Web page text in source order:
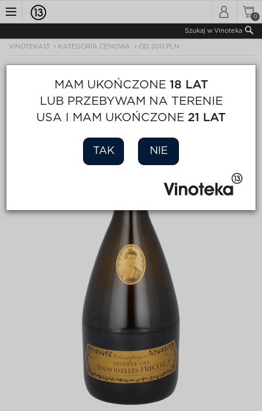
Toggle
0
Szukaj w Vinoteka
VINOTEKA13 KATEGORIA CENOWA OD 200 PLN
MAM UKOŃCZONE 18 LAT
LUB PRZEBYWAM NA TERENIE
USA I MAM UKOŃCZONE 21 LAT
TAK NIE